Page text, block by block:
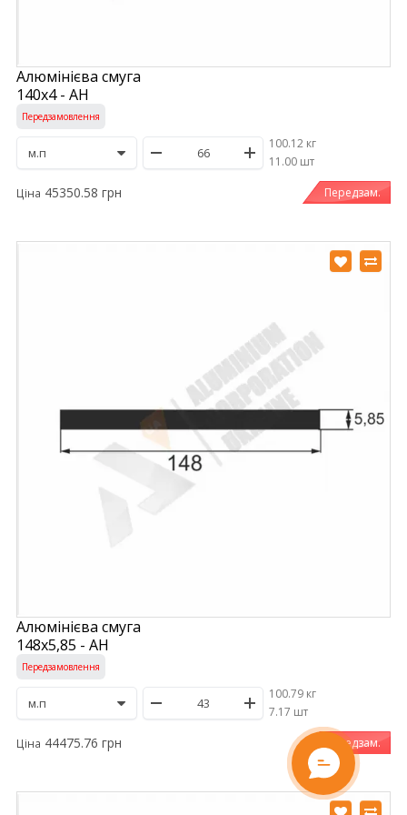
Алюмінієва смуга
140х4 - АН
Передзамовлення
100.12 кг
/11.00 шт
Ціна 45350.58 грн Передзам.
Алюмінієва смуга
148х5,85 - АН
Передзамовлення
100.79 кг
/7.17 шт
Ціна 44475.76 грн Передзам.